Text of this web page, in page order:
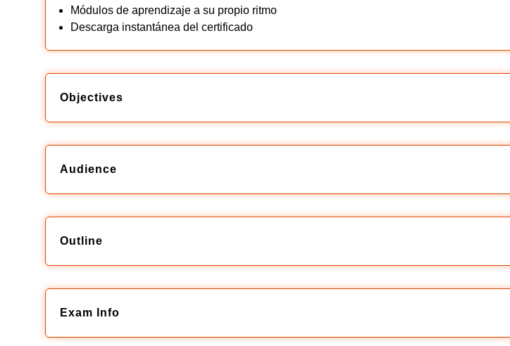
Módulos de aprendizaje a su propio ritmo
Descarga instantánea del certificado
Objectives
Audience
Outline
Exam Info